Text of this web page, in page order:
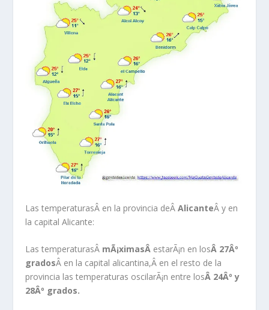
Las temperaturasÂ en la provincia deÂAlicanteÂ y en
la capital Alicante:
Las temperaturasÂ mÃ¡ximasÂ estarÃ¡n en losÂ 27Âº
gradosÂ en la capital alicantina,Â en el resto de la
provincia las temperaturas oscilarÃ¡n entre losÂ 24Âº y
28Âº grados.